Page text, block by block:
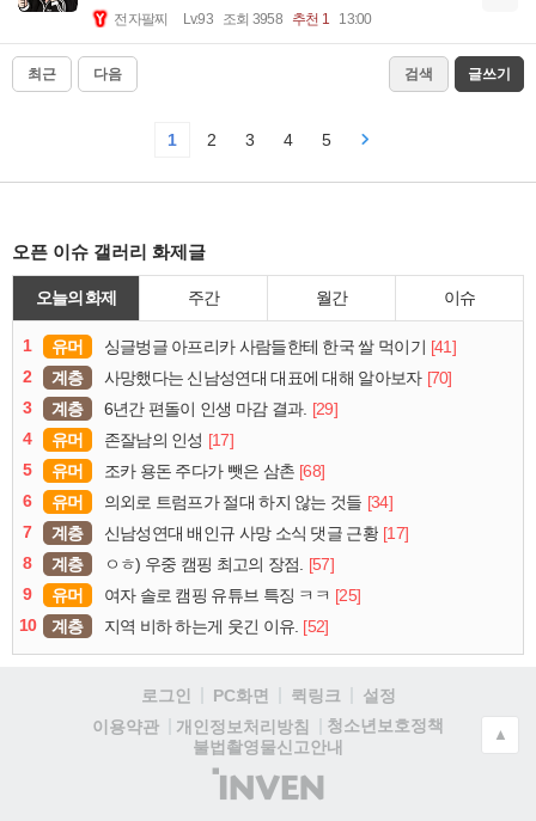
전자팔찌 Lv.93 조회 3958 추천 1 13:00
최근 다음 검색 글쓰기
1 2 3 4 5
오픈 이슈 갤러리 화제글
오늘의 화제 주간 월간 이슈
1 유머 싱글벙글 아프리카 사람들한테 한국 쌀 먹이기 [41]
2
계층 사망했다는 신남성연대 대표에 대해 알아보자 [70]
3
계층 6년간 편돌이 인생 마감 결과. [29]
4
유머 존잘남의 인성 [17]
5
유머 조카 용돈 주다가 뺏은 삼촌 [68]
6
유머 의외로 트럼프가 절대 하지 않는 것들 [34]
7
계층 신남성연대 배인규 사망 소식 댓글 근황 [17]
8
계층 ㅇㅎ) 우중 캠핑 최고의 장점.
[57]
9
유머 여자 솔로 캠핑 유튜브 특징 ㅋㅋ [25]
10
계층 지역 비하 하는게 웃긴 이유. [52]
로그인 PC화면 퀵링크
설정
이용약관
개인정보처리방침
청소년보호정책
불법촬영물신고안내
(주)
인
▲